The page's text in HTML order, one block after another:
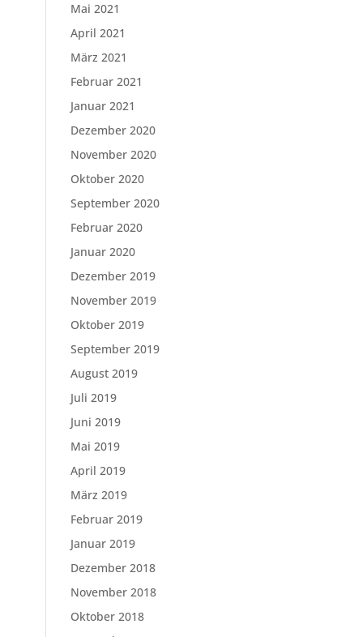
Mai 2021
April 2021
März 2021
Februar 2021
Januar 2021
Dezember 2020
November 2020
Oktober 2020
September 2020
Februar 2020
Januar 2020
Dezember 2019
November 2019
Oktober 2019
September 2019
August 2019
Juli 2019
Juni 2019
Mai 2019
April 2019
März 2019
Februar 2019
Januar 2019
Dezember 2018
November 2018
Oktober 2018